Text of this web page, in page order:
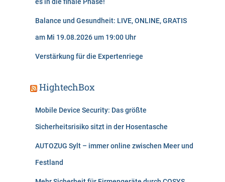
es in die finale Phase!
Balance und Gesundheit: LIVE, ONLINE, GRATIS
am Mi 19.08.2026 um 19:00 Uhr
Verstärkung für die Expertenriege
HightechBox
Mobile Device Security: Das größte
Sicherheitsrisiko sitzt in der Hosentasche
AUTOZUG Sylt – immer online zwischen Meer und
Festland